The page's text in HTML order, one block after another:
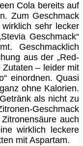
Cola bereits auf
Zum Geschmack
sehr lecker
Geschmack“
Geschmacklich
aus der „Red-
Zutaten – leider mit
einordnen. Quasi
ohne Kalorien.
als nicht zu
Geschmack
auch
wirklich leckere
mit Aspartam.